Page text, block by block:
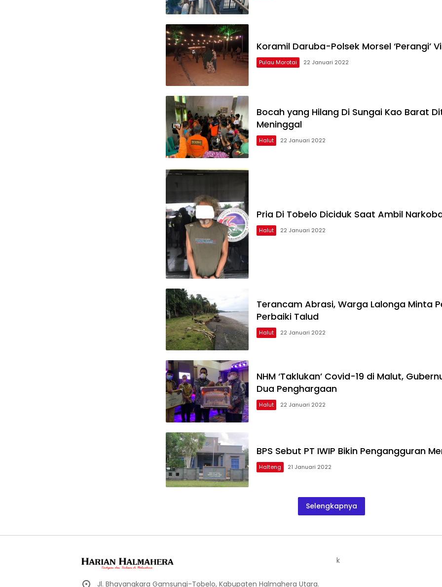
Koramil Daruba-Polsek Morsel ‘Perangi’
Pulau Morotai 22 Januari 2022
Bocah yang Hilang Di Sungai Kao Barat
Meninggal
Halut 22 Januari 2022
Pria Di Tobelo Diciduk Saat Ambil
Halut 22 Januari 2022
Terancam Abrasi, Warga Lalonga Minta
Perbaiki Talud
Halut 22 Januari 2022
NHM ‘Taklukan’ Covid-19 di Malut,
Dua Penghargaan
Halut 22 Januari 2022
BPS Sebut PT IWIP Bikin Pengangguran
Halteng 21 Januari 2022
Selengkapnya
Jl. Bhayangkara Gamsungi-Tobelo, Kabupaten Halmahera Utara.
k